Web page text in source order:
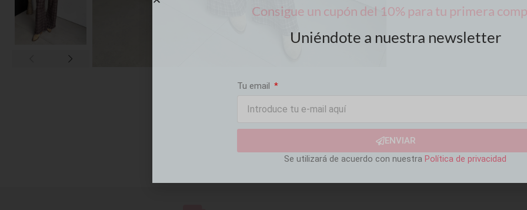
Consigue un cupón del 10% para tu primera
Uniéndote a nuestra newsletter
Tu email
ENVIAR
Se utilizará de acuerdo con nuestra Política de privacidad